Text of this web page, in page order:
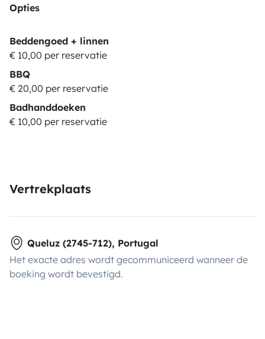
Opties
Beddengoed + linnen
€ 10,00 per reservatie
BBQ
€ 20,00 per reservatie
Badhanddoeken
€ 10,00 per reservatie
Vertrekplaats
Queluz (2745-712), Portugal
Het exacte adres wordt gecommuniceerd wanneer de
boeking wordt bevestigd.